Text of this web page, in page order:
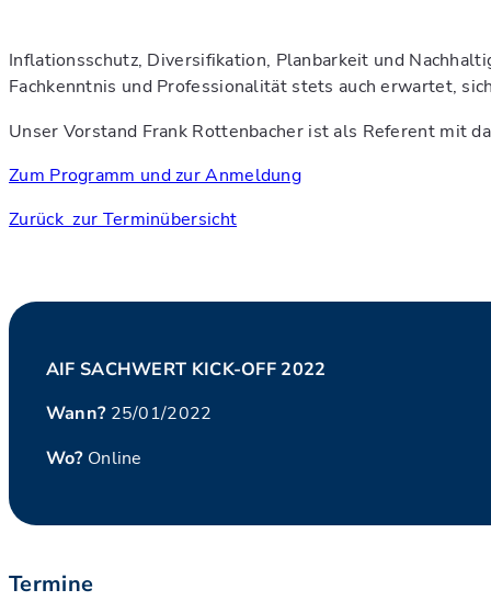
Inflationsschutz, Diversifikation, Planbarkeit und
Fachkenntnis und Professionalität stets auch erwartet,
Unser Vorstand Frank Rottenbacher ist als Referent mit
Zum Programm und zur Anmeldung
Zurück zur Terminübersicht
AIF SACHWERT KICK-OFF 2022
Wann?25/01/2022
Wo?Online
Termine